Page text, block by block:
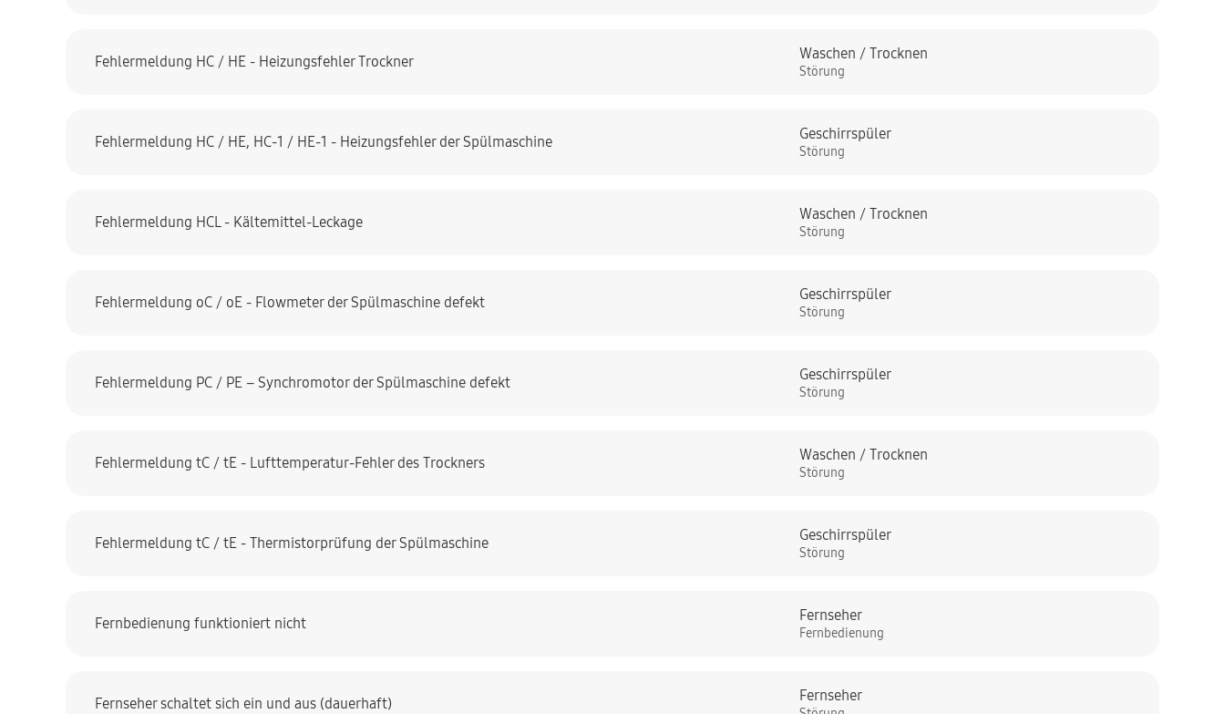
Fehlermeldung HC / HE - Heizungsfehler Trockner Waschen / Trocknen
Störung
Fehlermeldung HC / HE, HC-1 / HE-1 - Heizungsfehler der Spülmaschine Geschirrspüler
Störung
Fehlermeldung HCL - Kältemittel-Leckage Waschen / Trocknen
Störung
Fehlermeldung oC / oE - Flowmeter der Spülmaschine defekt Geschirrspüler
Störung
Fehlermeldung PC / PE – Synchromotor der Spülmaschine defekt Geschirrspüler
Störung
Fehlermeldung tC / tE - Lufttemperatur-Fehler des Trockners Waschen / Trocknen
Störung
Fehlermeldung tC / tE - Thermistorprüfung der Spülmaschine Geschirrspüler
Störung
Fernbedienung funktioniert nicht Fernseher
Fernbedienung
Fernseher schaltet sich ein und aus (dauerhaft) Fernseher